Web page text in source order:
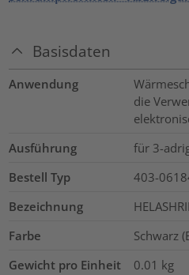
Basisdaten
Anwendung
die
Ausführung
für 3-
Bestell Typ
403-
Bezeichnung
Farbe
Schwarz
Gewicht pro Einheit
0.01 kg